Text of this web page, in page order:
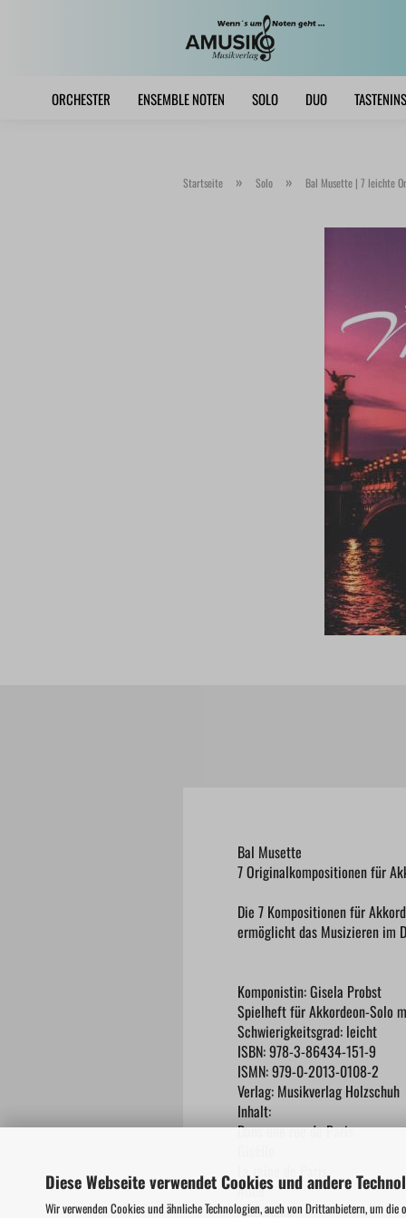
Diese Webseite verwendet Cookies und andere
Wir verwenden Cookies und ähnliche Technologien, auch von Drittanbietern, um
ORCHESTER ENSEMBLE NOTEN SOLO DUO
Startseite » Solo » Bal Musette | 7 leichte
Bal Musette
7 Originalkompositionen für
Die 7 Kompositionen für
ermöglicht das Musizieren im
Komponistin: Gisela Probst
Spielheft für Akkordeon-Solo
Schwierigkeitsgrad: leicht
ISBN: 978-3-86434-151-9
ISMN: 979-0-2013-0108-2
Verlag: Musikverlag Holzschuh
Inhalt:
Dans une rue de Paris
La reine de Paris
Alice
Madeleine